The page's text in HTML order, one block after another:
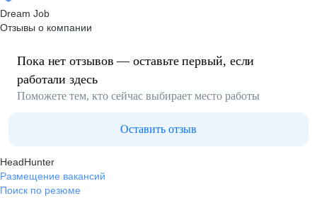
Dream Job
Отзывы о компании
Пока нет отзывов — оставьте первый, если
работали здесь
Поможете тем, кто сейчас выбирает место работы
Оставить отзыв
HeadHunter
Размещение вакансий
Поиск по резюме